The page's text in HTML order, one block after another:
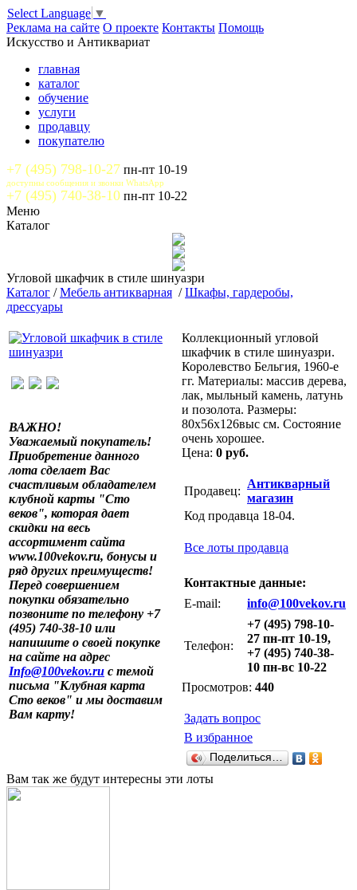
Select Language ▼
Реклама на сайте О проекте Контакты Помощь
Искусство и Антиквариат
главная
каталог
обучение
услуги
продавцу
покупателю
+7 (495) 798-10-27 пн-пт 10-19
доступны сообщения и звонки WhatsApp
+7 (495) 740-38-10 пн-пт 10-22
Меню
Каталог
Угловой шкафчик в стиле шинуазри
Каталог /Мебель антикварная /Шкафы, гардеробы,
дрессуары
ВАЖНО!
Уважаемый покупатель!
Приобретение данного
лота сделает Вас
счастливым обладателем
клубной карты "Сто
веков", которая дает
скидки на весь
ассортимент сайта
www.100vekov.ru, бонусы и
ряд других преимуществ!
Перед совершением
покупки обязательно
позвоните по телефону +7
(495) 740-38-10 или
напишите о своей покупке
на сайте на адрес
Info@100vekov.ru с темой
письма "Клубная карта
Сто веков" и мы доставим
Вам карту!
Коллекционный угловой
шкафчик в стиле шинуазри.
Королевство Бельгия, 1960-е
гг. Материалы: массив дерева,
лак, мыльный камень, латунь
и позолота. Размеры:
80х56х126выс см. Состояние
очень хорошее.
Цена: 0 руб.
Продавец:
Антикварный
магазин
Код продавца 18-04.
Все лоты продавца
Контактные данные:
E-mail:
info@100vekov.ru
Телефон:
+7 (495) 798-10-
27 пн-пт 10-19,
+7 (495) 740-38-
10 пн-вс 10-22
Просмотров: 440
Задать вопрос
В избранное
Поделиться…
Вам так же будут интересны эти лоты